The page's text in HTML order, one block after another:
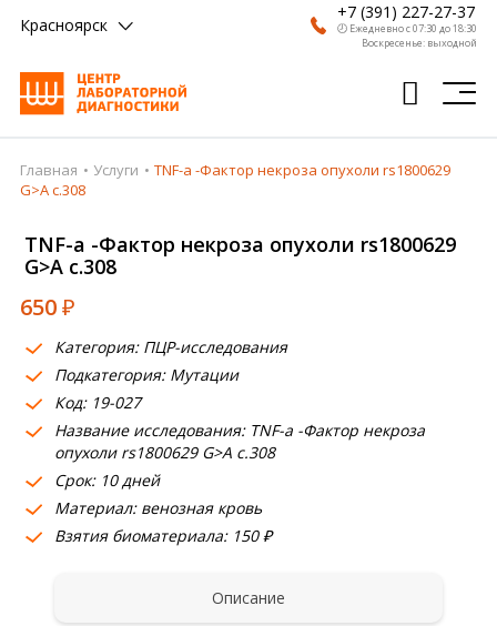
Красноярск
+7 (391) 227-27-37
🕗 Ежедневно с 07:30 до 18:30
Воскресенье: выходной
Главная
Врачи
Получить результат
Пациентам
О компании
Где сдать
Партнерам
Главная Услуги
TNF-a -Фактор некроза опухоли rs1800629
G>A c.308
TNF-a -Фактор некроза опухоли rs1800629
G>A c.308
650₽
Категория: ПЦР-исследования
Подкатегория: Мутации
Код: 19-027
Название исследования: TNF-a -Фактор некроза
опухоли rs1800629 G>A c.308
Срок: 10 дней
Материал: венозная кровь
Взятия биоматериала: 150 ₽
Описание